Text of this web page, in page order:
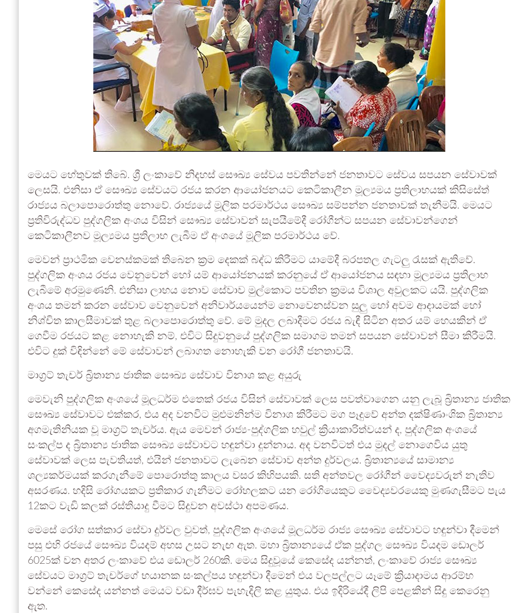
මෙයට හේතුවක් තිබේ. ශ්‍රී ලංකාවේ නිදහස් සෞඛ්‍ය සේවය පවතින්නේ ජනතාවට සේවය සපයන සේවාවක්
ලෙසයි. එනිසා ඒ සෞඛ්‍ය සේවයට රජය කරන ආයෝජනයට කෙටිකාලීන මූල්‍යමය ප්‍රතිලාභයක් කිසිසේත්
රාජ්‍යය බලාපොරොත්තු නොවේ. රාජ්‍යයේ මූලික පරමාර්ථය සෞඛ්‍ය සම්පන්න ජනතාවක් තැනීමයි. මෙයට
ප්‍රතිවිරුද්ධව පුද්ගලික අංශය විසින් සෞඛ්‍ය සේවාවන් සැපයීමේදී රෝගීන්ට සපයන සේවාවන්ගෙන්
කෙටිකාලීනව මූල්‍යමය ප්‍රතිලාභ ලැබීම ඒ අංශයේ මූලික පරමාර්ථය වේ.
මෙවන් ප්‍රාථමික වෙනස්කමක් තිබෙන ක්‍රම දෙකක් බද්ධ කිරීමට යාමේදී බරපතල ගැටලු රැසක් ඇතිවේ.
පුද්ගලික අංශය රජය වෙනුවෙන් හෝ යම් ආයෝජනයක් කරනුයේ ඒ ආයෝජනය සඳහා මූල්‍යමය ප්‍රතිලාභ
ලැබීමේ අරමුණෙනි. එනිසා ලාභය නොව සේවාව මුල්කොට පවතින ක්‍රමය විශාල අවුලකට යයි. පුද්ගලික
අංශය තමන් කරන සේවාව වෙනුවෙන් අනිවාර්යයෙන්ම නොවෙනස්වන සුලු හෝ අවම ආදායමක් හෝ
නිශ්චිත කාලසීමාවක් තුළ බලාපොරොත්තු වේ. මේ මුදල ලබාදීමට රජය බැඳී සිටින අතර යම් හෙයකින් ඒ
ගෙවීම රජයට කළ නොහැකි නම්, එවිට සිදුවනුයේ පුද්ගලික සමාගම තමන් සපයන සේවාවන් සීමා කිරීමයි.
එවිට දුක් විඳින්නේ මේ සේවාවන් ලබාගත නොහැකි වන රෝගී ජනතාවයි.
මාග්‍රට් තැචර් බ්‍රිතාන්‍ය ජාතික සෞඛ්‍ය සේවාව විනාශ කළ අයුරු
මෙවැනි පුද්ගලික අංශයේ මූලධර්ම එතෙක් රජය විසින් සේවාවක් ලෙස පවත්වාගෙන යනු ලැබූ බ්‍රිතාන්‍ය ජාතික
සෞඛ්‍ය සේවාවට එක්කර, එය අද වනවිට මුළුමනින්ම විනාශ කිරීමට මග පෑදුවේ අන්ත දක්ෂිණාංශික බ්‍රිතාන්‍ය
අගමැතිනියක වූ මාග්‍රට් තැචර්ය. ඇය මෙවන් රාජ්‍ය-පුද්ගලික හවුල් ක්‍රියාකාරිත්වයන් ද, පුද්ගලික අංශයේ
සංකල්ප ද බ්‍රිතාන්‍ය ජාතික සෞඛ්‍ය සේවාවට හඳුන්වා දුන්නාය. අද වනවිටත් එය මුදල් නොගෙවිය යුතු
සේවාවක් ලෙස පැවතියත්, එයින් ජනතාවට ලැබෙන සේවාව අන්ත දුර්වලය. බ්‍රිතාන්‍යයේ සාමාන්‍ය
ශල්‍යකර්මයක් කරගැනීමේ පොරොත්තු කාලය වසර කිහිපයකි. සති අන්තවල රෝගීන් වෛද්‍යවරුන් නැතිව
අසරණය. හදිසි රෝගයකට ප්‍රතිකාර ගැනීමට රෝහලකට යන රෝගියෙකුට වෛද්‍යවරයෙකු මුණගැසීමට පැය
12කට වැඩි කලක් රස්තියාදු වීමට සිදුවන අවස්ථා අපමණය.
මෙසේ රෝග සත්කාර සේවා දුර්වල වුවත්, පුද්ගලික අංශයේ මූලධර්ම රාජ්‍ය සෞඛ්‍ය සේවාවට හඳුන්වා දීමෙන්
පසු එහි රජයේ සෞඛ්‍ය වියදම් අහස උසට නැඟ ඇත. මහා බ්‍රිතාන්‍යයේ ඒක පුද්ගල සෞඛ්‍ය වියදම ඩොලර්
6025ක් වන අතර ලංකාවේ එය ඩොලර් 260කි. මෙය සිදුවූයේ කෙසේද යන්නත්, ලංකාවේ රාජ්‍ය සෞඛ්‍ය
සේවයට මාග්‍රට් තැචර්ගේ භයානක සංකල්පය හඳුන්වා දීමෙන් එය වලපල්ලට යෑමේ ක්‍රියාදාමය ආරම්භ
වන්නේ කෙසේද යන්නත් මෙයට වඩා දීර්ඝව පැහැදිලි කළ යුතුය. එය ඉදිරියේදී ලිපි පෙළකින් සිදු කෙරෙනු
ඇත.